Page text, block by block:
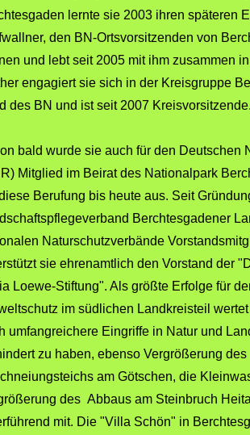
lernte sie 2003 ihren späteren
den BN-Ortsvorsitzenden von
und lebt seit 2005 mit ihm zusammen
engagiert sie sich in der Kreisgruppe
des BN und ist seit 2007 Kreisvorsitzende.
bald wurde sie auch für den Deutschen
Mitglied im Beirat des Nationalpark
Berufung bis heute aus. Seit
Berchtesgadener
Naturschutzverbände
sie ehrenamtlich den Vorstand der
Loewe-Stiftung". Als größte Erfolge für
im südlichen Landkreisteil
umfangreichere Eingriffe in Natur und
zu haben, ebenso Vergrößerung des
am Götschen, die
des Abbaus am Steinbruch
mit. Die "Villa Schön" in